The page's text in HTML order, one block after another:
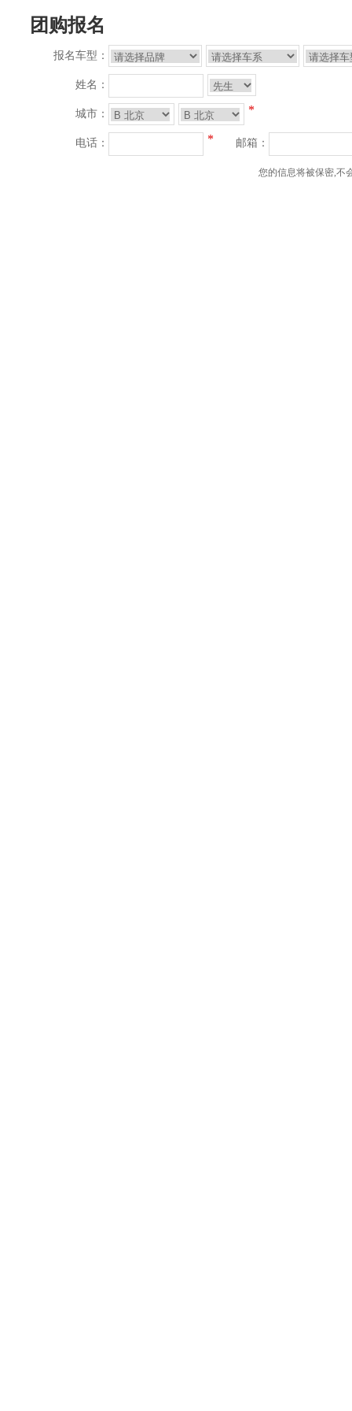
团购报名
报名车型：
姓名：
城市： *
电话： * 邮箱：
您的信息将被保密,不